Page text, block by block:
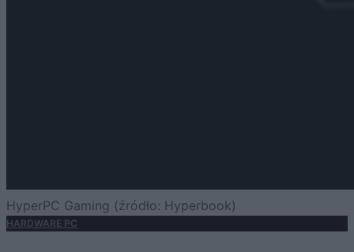
HyperPC Gaming (źródło: Hyperbook)
HARDWARE PC